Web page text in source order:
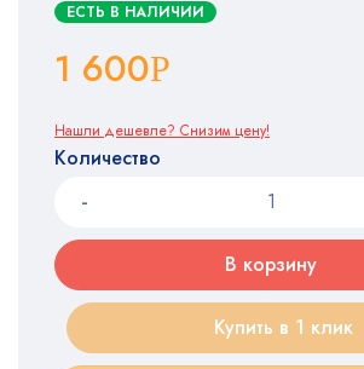
ЕСТЬ В НАЛИЧИИ
1 600Р
Нашли дешевле? Снизим цену!
Количество
В корзину
Купить в 1 клик